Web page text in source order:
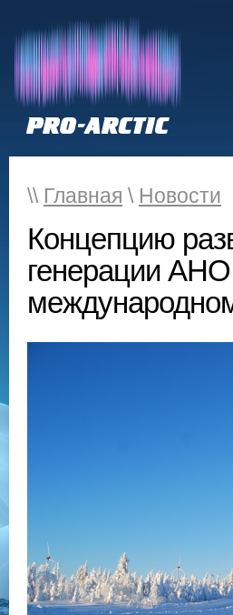
\\ Главная \ Новости
Концепцию
генерации